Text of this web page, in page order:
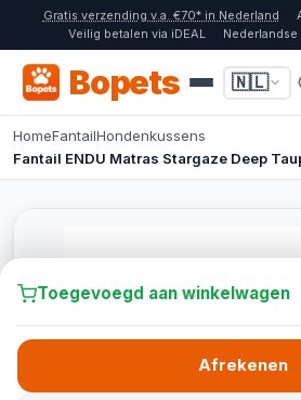
Gratis verzending v.a. €70* in Nederland
Veilig betalen via iDEAL
Bopets 🇳🇱
HomeFantailHondenkussens
Fantail ENDU Matras Stargaze Deep
Toegevoegd aan winkelwagen
Afrekenen